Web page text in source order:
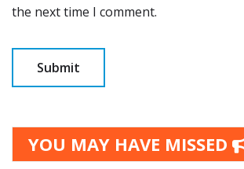
the next time I comment.
YOU MAY HAVE MISSED